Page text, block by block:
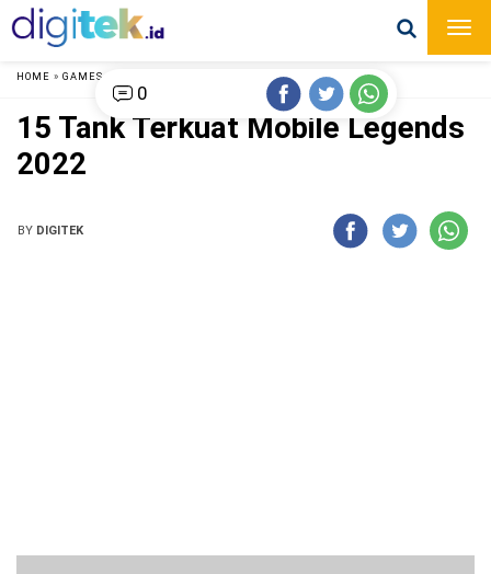
HOME » GAMES
15 Tank Terkuat Mobile Legends
2022
BY DIGITEK
0